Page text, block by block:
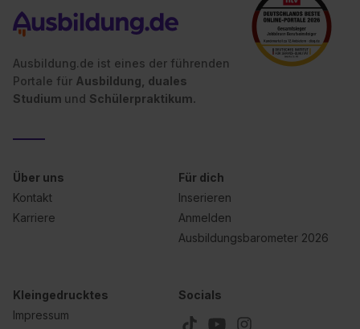
Ausbildung.de ist eines der führenden
Portale für Ausbildung, duales
Studium und Schülerpraktikum.
Über uns
Kontakt
Karriere
Für dich
Inserieren
Anmelden
Ausbildungsbarometer 2026
Kleingedrucktes
Impressum
Socials